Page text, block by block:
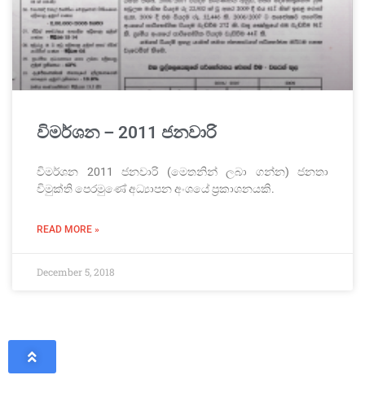
විමර්ශන – 2011 ජනවාරි
විමර්ශන 2011 ජනවාරි (මෙතනින් ලබා ගන්න) ජනතා
විමුක්ති පෙරමුණේ අධ්‍යාපන අංශයේ ප්‍රකාශනයකි.
READ MORE »
December 5, 2018